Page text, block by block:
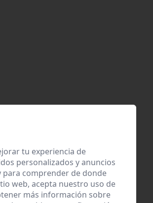
tu experiencia de
personalizados y anuncios
para comprender de donde
web, acepta nuestro uso de
más información sobre